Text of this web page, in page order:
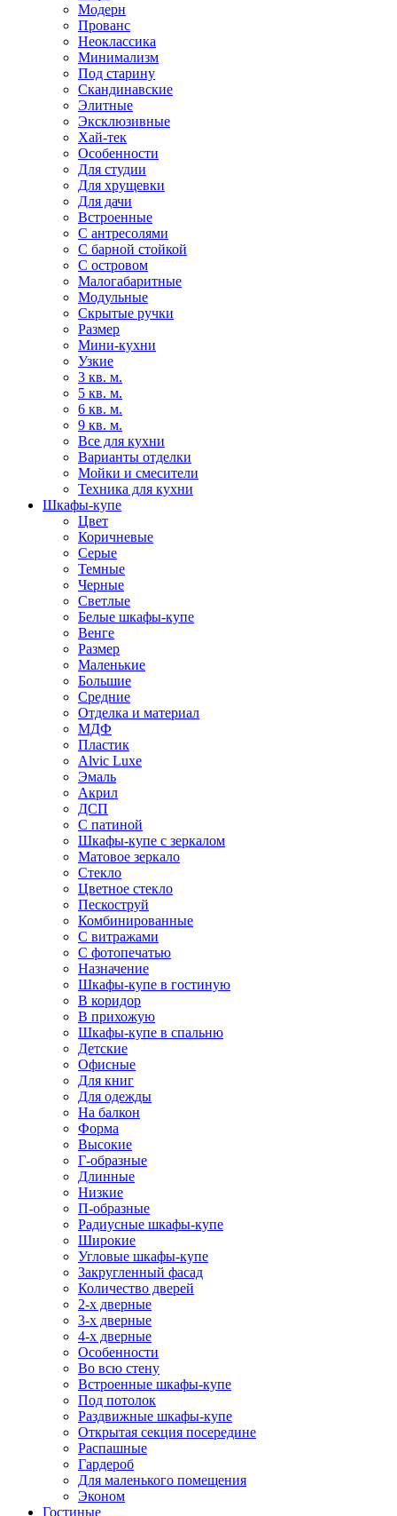
Модерн
Прованс
Неоклассика
Минимализм
Под старину
Скандинавские
Элитные
Эксклюзивные
Хай-тек
Особенности
Для студии
Для хрущевки
Для дачи
Встроенные
С антресолями
С барной стойкой
С островом
Малогабаритные
Модульные
Скрытые ручки
Размер
Мини-кухни
Узкие
3 кв. м.
5 кв. м.
6 кв. м.
9 кв. м.
Все для кухни
Варианты отделки
Мойки и смесители
Техника для кухни
Шкафы-купе
Цвет
Коричневые
Серые
Темные
Черные
Светлые
Белые шкафы-купе
Венге
Размер
Маленькие
Большие
Средние
Отделка и материал
МДФ
Пластик
Alvic Luxe
Эмаль
Акрил
ДСП
С патиной
Шкафы-купе с зеркалом
Матовое зеркало
Стекло
Цветное стекло
Пескоструй
Комбинированные
С витражами
С фотопечатью
Назначение
Шкафы-купе в гостиную
В коридор
В прихожую
Шкафы-купе в спальню
Детские
Офисные
Для книг
Для одежды
На балкон
Форма
Высокие
Г-образные
Длинные
Низкие
П-образные
Радиусные шкафы-купе
Широкие
Угловые шкафы-купе
Закругленный фасад
Количество дверей
2-х дверные
3-х дверные
4-х дверные
Особенности
Во всю стену
Встроенные шкафы-купе
Под потолок
Раздвижные шкафы-купе
Открытая секция посередине
Распашные
Гардероб
Для маленького помещения
Эконом
Гостиные